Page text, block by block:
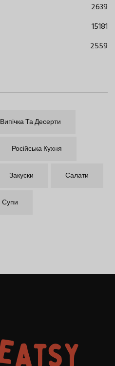
2639
15181
2559
Випічка Та Десерти
Російська Кухня
Закуски Салати
Супи